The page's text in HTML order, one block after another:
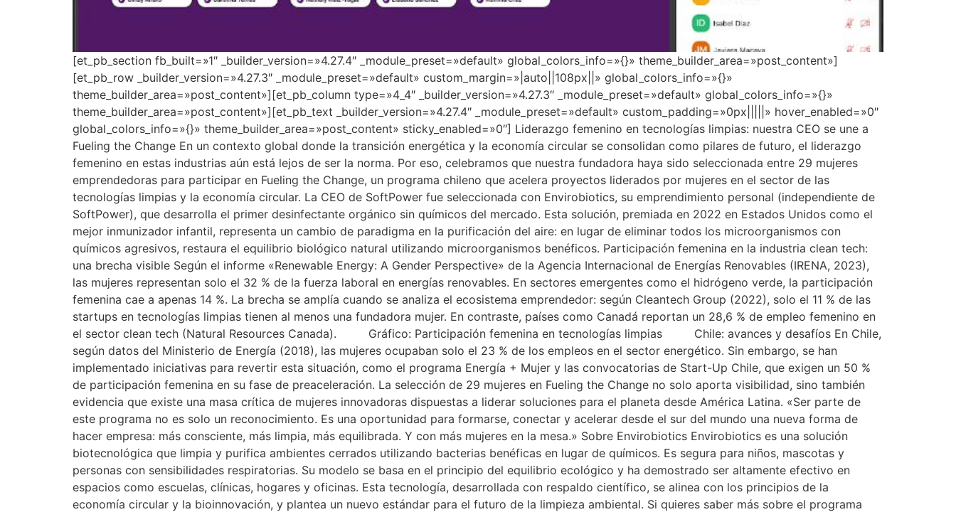
[et_pb_section fb_built=»1″ _builder_version=»4.27.4″ _module_preset=»default» global_colors_info=»{}» theme_builder_area=»post_content»]
[et_pb_row _builder_version=»4.27.3″ _module_preset=»default» custom_margin=»|auto||108px||» global_colors_info=»{}»
theme_builder_area=»post_content»][et_pb_column type=»4_4″ _builder_version=»4.27.3″ _module_preset=»default» global_colors_info=»{}»
theme_builder_area=»post_content»][et_pb_text _builder_version=»4.27.4″ _module_preset=»default» custom_padding=»0px|||||» hover_enabled=»0″
global_colors_info=»{}» theme_builder_area=»post_content» sticky_enabled=»0″] Liderazgo femenino en tecnologías limpias: nuestra CEO se une a
Fueling the Change En un contexto global donde la transición energética y la economía circular se consolidan como pilares de futuro, el liderazgo
femenino en estas industrias aún está lejos de ser la norma. Por eso, celebramos que nuestra fundadora haya sido seleccionada entre 29 mujeres
emprendedoras para participar en Fueling the Change, un programa chileno que acelera proyectos liderados por mujeres en el sector de las
tecnologías limpias y la economía circular. La CEO de SoftPower fue seleccionada con Envirobiotics, su emprendimiento personal (independiente de
SoftPower), que desarrolla el primer desinfectante orgánico sin químicos del mercado. Esta solución, premiada en 2022 en Estados Unidos como el
mejor inmunizador infantil, representa un cambio de paradigma en la purificación del aire: en lugar de eliminar todos los microorganismos con
químicos agresivos, restaura el equilibrio biológico natural utilizando microorganismos benéficos. Participación femenina en la industria clean tech:
una brecha visible Según el informe «Renewable Energy: A Gender Perspective» de la Agencia Internacional de Energías Renovables (IRENA, 2023),
las mujeres representan solo el 32 % de la fuerza laboral en energías renovables. En sectores emergentes como el hidrógeno verde, la participación
femenina cae a apenas 14 %. La brecha se amplía cuando se analiza el ecosistema emprendedor: según Cleantech Group (2022), solo el 11 % de las
startups en tecnologías limpias tienen al menos una fundadora mujer. En contraste, países como Canadá reportan un 28,6 % de empleo femenino en
el sector clean tech (Natural Resources Canada). Gráfico: Participación femenina en tecnologías limpias Chile: avances y desafíos En Chile,
según datos del Ministerio de Energía (2018), las mujeres ocupaban solo el 23 % de los empleos en el sector energético. Sin embargo, se han
implementado iniciativas para revertir esta situación, como el programa Energía + Mujer y las convocatorias de Start-Up Chile, que exigen un 50 %
de participación femenina en su fase de preaceleración. La selección de 29 mujeres en Fueling the Change no solo aporta visibilidad, sino también
evidencia que existe una masa crítica de mujeres innovadoras dispuestas a liderar soluciones para el planeta desde América Latina. «Ser parte de
este programa no es solo un reconocimiento. Es una oportunidad para formarse, conectar y acelerar desde el sur del mundo una nueva forma de
hacer empresa: más consciente, más limpia, más equilibrada. Y con más mujeres en la mesa.» Sobre Envirobiotics Envirobiotics es una solución
biotecnológica que limpia y purifica ambientes cerrados utilizando bacterias benéficas en lugar de químicos. Es segura para niños, mascotas y
personas con sensibilidades respiratorias. Su modelo se basa en el principio del equilibrio ecológico y ha demostrado ser altamente efectivo en
espacios como escuelas, clínicas, hogares y oficinas. Esta tecnología, desarrollada con respaldo científico, se alinea con los principios de la
economía circular y la bioinnovación, y plantea un nuevo estándar para el futuro de la limpieza ambiental. Si quieres saber más sobre el programa